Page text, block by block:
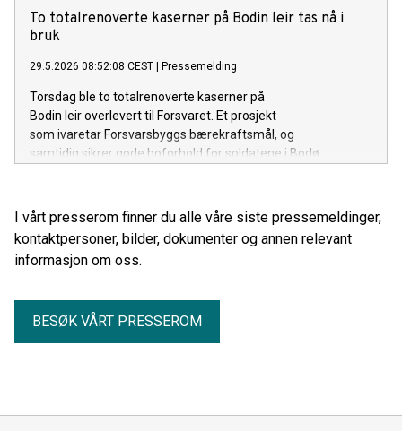
​​To totalrenoverte kaserner på Bodin leir tas nå i
bruk​
29.5.2026 08:52:08 CEST Pressemelding
Torsdag ble to totalrenoverte kaserner på
Bodin leir overlevert til Forsvaret. Et prosjekt
som ivaretar Forsvarsbyggs bærekraftsmål, og
samtidig sikrer gode boforhold for soldatene i Bodø.
I vårt presserom finner du alle våre siste pressemeldinger,
kontaktpersoner, bilder, dokumenter og annen relevant
informasjon om oss.
BESØK VÅRT PRESSEROM